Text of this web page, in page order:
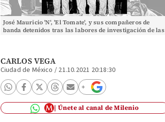
José Mauricio 'N', 'El Tomate', y sus compañeros de
banda detenidos tras las labores de investigación de las
CARLOS VEGA
Ciudad de México / 21.10.2021 20:18:30
Únete al canal de Milenio